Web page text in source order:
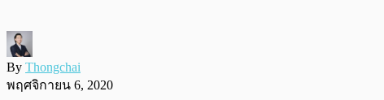
By Thongchai
พฤศจิกายน 6, 2020